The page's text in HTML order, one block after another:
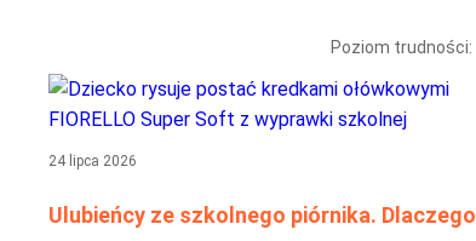
Poziom trudności:
24 lipca 2026
Ulubieńcy ze szkolnego piórnika. Dlaczego